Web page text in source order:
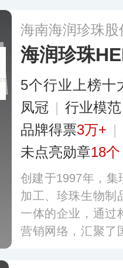
性价比赢得广大消
海南海润珍珠
海润珍珠
5个行业上榜十
凤冠 | 行业模
品牌得票3万+ |
未点亮勋章18个
创建于1997年，集
加工、珍珠生物制
一体的企业，通过
营销网络，汇聚了